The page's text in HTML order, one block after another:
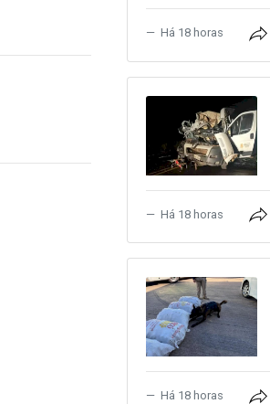
Há 18 horas
Há 18 horas
Há 18 horas